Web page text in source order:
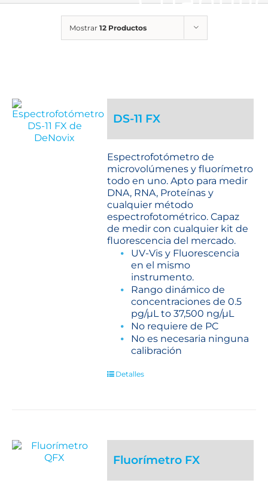
Mostrar 12 Productos
DS-11 FX
Espectrofotómetro de
microvolúmenes y fluorímetro
todo en uno. Apto para medir
DNA, RNA, Proteínas y
cualquier método
espectrofotométrico. Capaz
de medir con cualquier kit de
fluorescencia del mercado.
UV-Vis y Fluorescencia
en el mismo
instrumento.
Rango dinámico de
concentraciones de 0.5
pg/µL to 37,500 ng/µL
No requiere de PC
No es necesaria ninguna
calibración
Detalles
Fluorímetro FX